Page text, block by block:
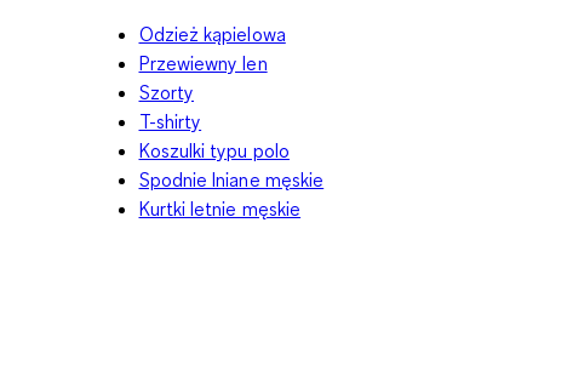
Odzież kąpielowa
Przewiewny len
Szorty
T-shirty
Koszulki typu polo
Spodnie lniane męskie
Kurtki letnie męskie